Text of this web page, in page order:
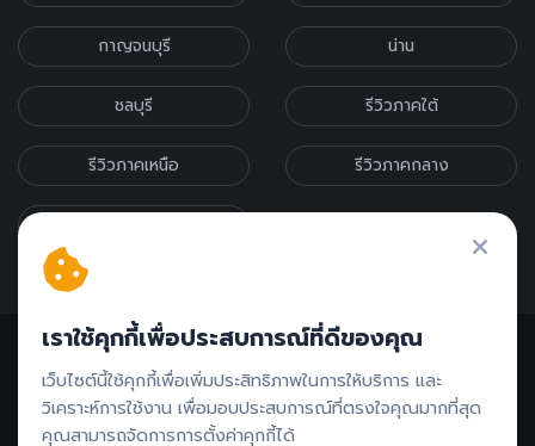
กาญจนบุรี น่าน
ชลบุรี รีวิวภาคใต้
รีวิวภาคเหนือ รีวิวภาคกลาง
ติดต่อรีวิว // ลงโฆษณา
เราใช้คุกกี้เพื่อประสบการณ์ที่ดีของคุณ
เว็บไซต์นี้ใช้คุกกี้เพื่อเพิ่มประสิทธิภาพในการให้บริการ และ
วิเคราะห์การใช้งาน เพื่อมอบประสบการณ์ที่ตรงใจคุณมากที่สุด
คุณสามารถจัดการการตั้งค่าคุกกี้ได้